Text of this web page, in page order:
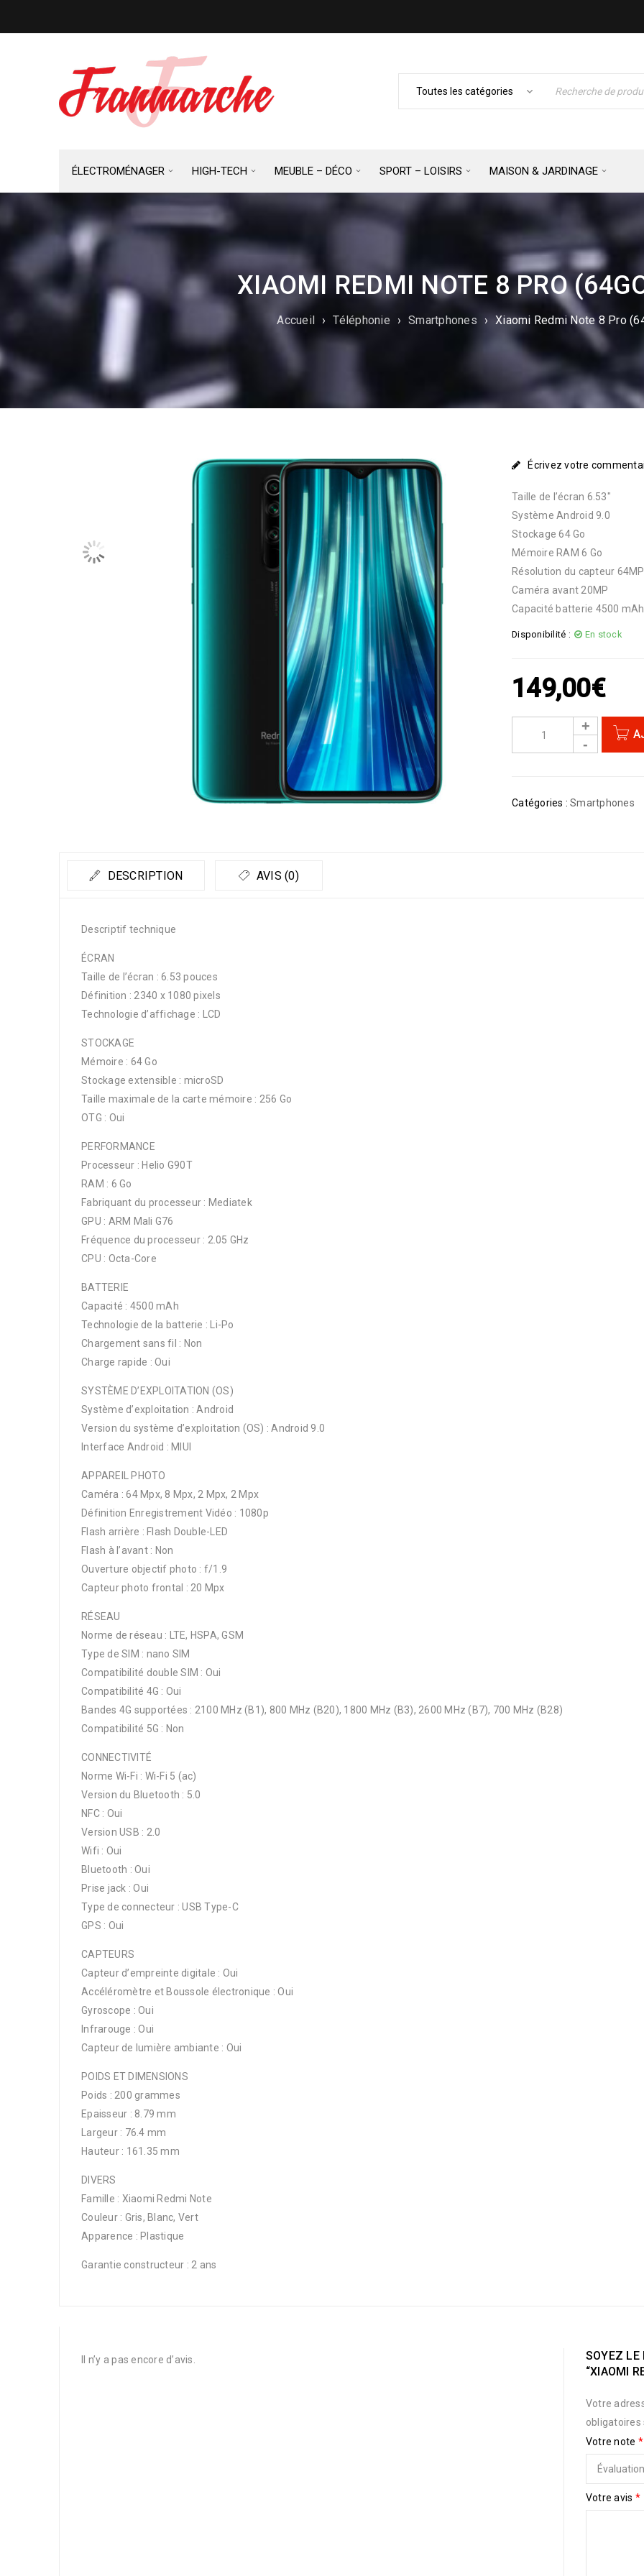
ÉLECTROMÉNAGER HIGH-TECH MEUBLE – DÉCO SPORT – LOISIRS MAISON & JARDINAGE
XIAOMI REDMI NOTE 8 PRO
Accueil › Téléphonie › Smartphones › Xiaomi Redmi Note 8 Pro
Écrivez votre
Taille de l’écran 6.53″
Système Android 9.0
Stockage 64 Go
Mémoire RAM 6 Go
Résolution du capteur 64MP
Caméra avant 20MP
Capacité batterie 4500 mAh
Disponibilité : En stock
149,00€
Catégories : Smartphones
DESCRIPTION AVIS (0)
Descriptif technique
ÉCRAN
Taille de l’écran : 6.53 pouces
Définition : 2340 x 1080 pixels
Technologie d’affichage : LCD
STOCKAGE
Mémoire : 64 Go
Stockage extensible : microSD
Taille maximale de la carte mémoire : 256 Go
OTG : Oui
PERFORMANCE
Processeur : Helio G90T
RAM : 6 Go
Fabriquant du processeur : Mediatek
GPU : ARM Mali G76
Fréquence du processeur : 2.05 GHz
CPU : Octa-Core
BATTERIE
Capacité : 4500 mAh
Technologie de la batterie : Li-Po
Chargement sans fil : Non
Charge rapide : Oui
SYSTÈME D’EXPLOITATION (OS)
Système d’exploitation : Android
Version du système d’exploitation (OS) : Android 9.0
Interface Android : MIUI
APPAREIL PHOTO
Caméra : 64 Mpx, 8 Mpx, 2 Mpx, 2 Mpx
Définition Enregistrement Vidéo : 1080p
Flash arrière : Flash Double-LED
Flash à l’avant : Non
Ouverture objectif photo : f/1.9
Capteur photo frontal : 20 Mpx
RÉSEAU
Norme de réseau : LTE, HSPA, GSM
Type de SIM : nano SIM
Compatibilité double SIM : Oui
Compatibilité 4G : Oui
Bandes 4G supportées : 2100 MHz (B1), 800 MHz (B20), 1800 MHz (B3), 2600 MHz (B7), 700 MHz (B28)
Compatibilité 5G : Non
CONNECTIVITÉ
Norme Wi-Fi : Wi-Fi 5 (ac)
Version du Bluetooth : 5.0
NFC : Oui
Version USB : 2.0
Wifi : Oui
Bluetooth : Oui
Prise jack : Oui
Type de connecteur : USB Type-C
GPS : Oui
CAPTEURS
Capteur d’empreinte digitale : Oui
Accéléromètre et Boussole électronique : Oui
Gyroscope : Oui
Infrarouge : Oui
Capteur de lumière ambiante : Oui
POIDS ET DIMENSIONS
Poids : 200 grammes
Epaisseur : 8.79 mm
Largeur : 76.4 mm
Hauteur : 161.35 mm
DIVERS
Famille : Xiaomi Redmi Note
Couleur : Gris, Blanc, Vert
Apparence : Plastique
Garantie constructeur : 2 ans
Il n’y a pas encore d’avis.
SOYEZ LE
“XIAOMI
Votre
obligatoires
Votre note *
Votre avis *